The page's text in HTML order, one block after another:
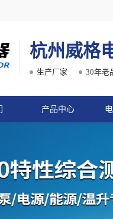
杭州威格
生产厂家 30年老
产品中心